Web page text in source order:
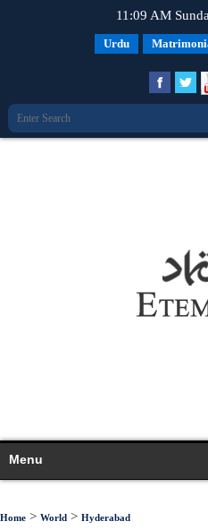
11:09 AM
Urdu
Menu
Home > World > Hyderabad